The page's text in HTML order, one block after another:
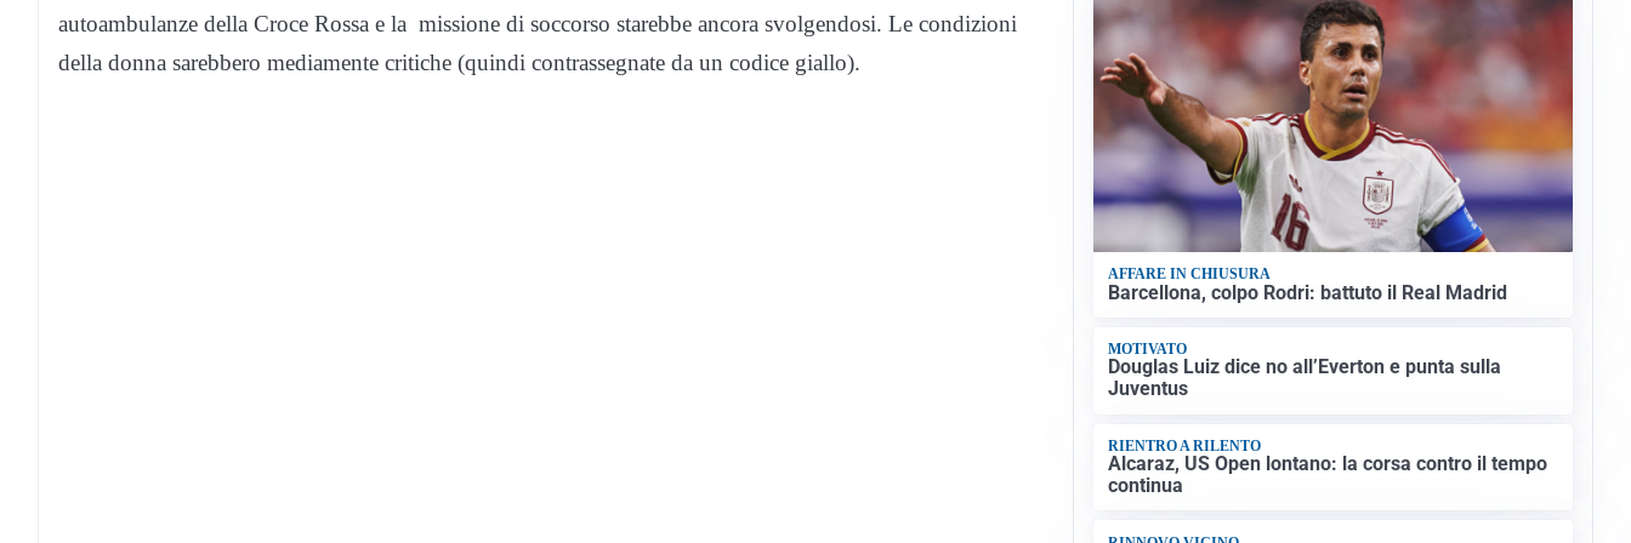
autoambulanze della Croce Rossa e la missione di soccorso starebbe ancora svolgendosi. Le condizioni
della donna sarebbero mediamente critiche (quindi contrassegnate da un codice giallo).
AFFARE IN CHIUSURA
Barcellona, colpo Rodri: battuto il Real Madrid
MOTIVATO
Douglas Luiz dice no all’Everton e punta sulla
Juventus
RIENTRO A RILENTO
Alcaraz, US Open lontano: la corsa contro il tempo
continua